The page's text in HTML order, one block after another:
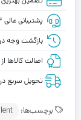
پشتیبانی عالی ۲۴ ساعته، ۷ روز هفته
بازگشت وجه
اصالت کالاها
تحویل سریع
برچسب‌ها: